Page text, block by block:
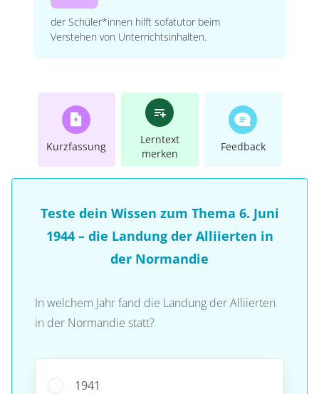
der Schüler*innen hilft sofatutor beim
Verstehen von Unterrichtsinhalten.
Kurzfassung
Lerntext
merken
Feedback
Teste dein Wissen zum Thema 6. Juni
1944 – die Landung der Alliierten in
der Normandie
In welchem Jahr fand die Landung der Alliierten
in der Normandie statt?
1941